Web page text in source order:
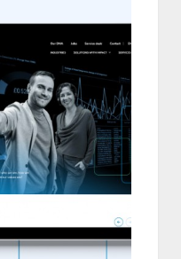
D
o
&
S
a
v
a
c
o